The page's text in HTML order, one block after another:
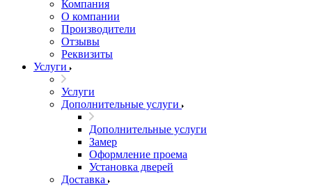
Компания
О компании
Производители
Отзывы
Реквизиты
Услуги
Услуги
Дополнительные услуги
Дополнительные услуги
Замер
Оформление проема
Установка дверей
Доставка